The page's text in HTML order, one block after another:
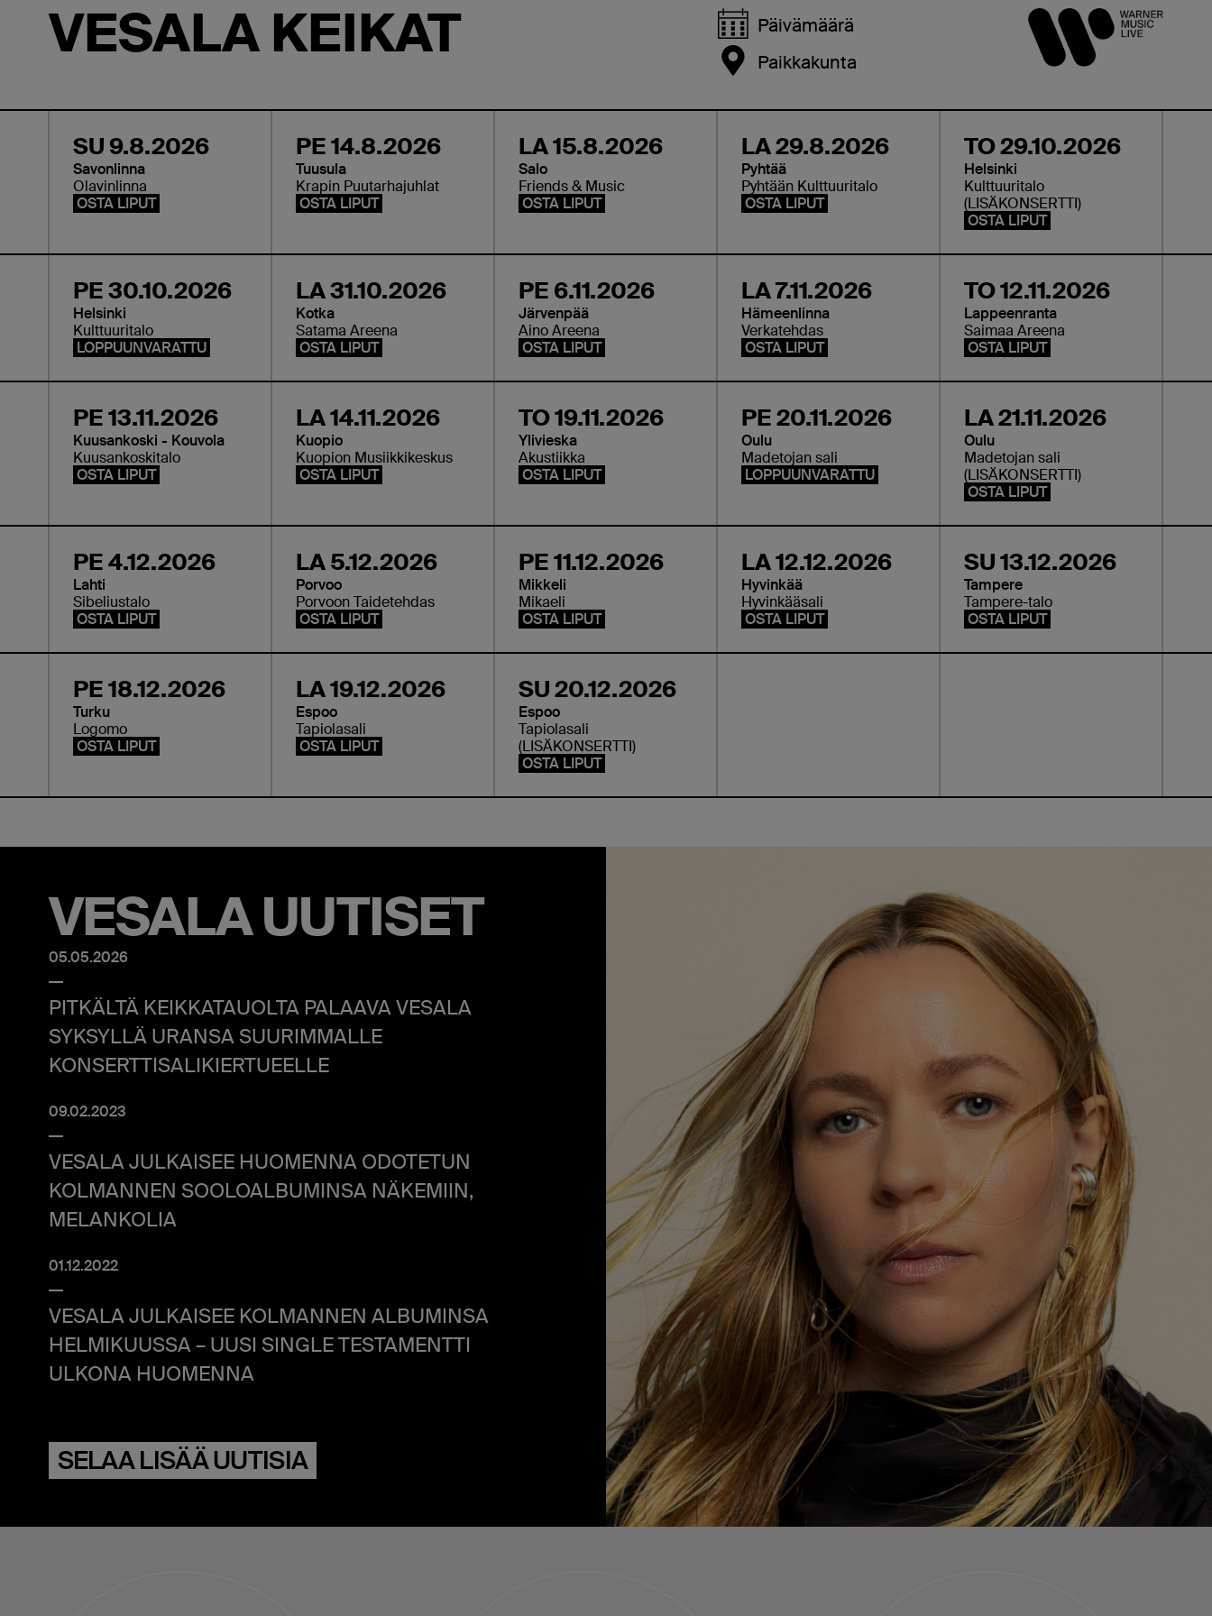
VESALA KEIKAT
Päivämäärä
Paikkakunta
SU 9.8.2026
Savonlinna
Olavinlinna
OSTA LIPUT
PE 14.8.2026
Tuusula
Krapin Puutarhajuhlat
OSTA LIPUT
LA 15.8.2026
Salo
Friends & Music
OSTA LIPUT
LA 29.8.2026
Pyhtää
Pyhtään Kulttuuritalo
OSTA LIPUT
TO 29.10.2026
Helsinki
Kulttuuritalo
(LISÄKONSERTTI)
OSTA LIPUT
PE 30.10.2026
Helsinki
Kulttuuritalo
LOPPUUNVARATTU
LA 31.10.2026
Kotka
Satama Areena
OSTA LIPUT
PE 6.11.2026
Järvenpää
Aino Areena
OSTA LIPUT
LA 7.11.2026
Hämeenlinna
Verkatehdas
OSTA LIPUT
TO 12.11.2026
Lappeenranta
Saimaa Areena
OSTA LIPUT
PE 13.11.2026
Kuusankoski - Kouvola
Kuusankoskitalo
OSTA LIPUT
LA 14.11.2026
Kuopio
Kuopion Musiikkikeskus
OSTA LIPUT
TO 19.11.2026
Ylivieska
Akustiikka
OSTA LIPUT
PE 20.11.2026
Oulu
Madetojan sali
LOPPUUNVARATTU
LA 21.11.2026
Oulu
Madetojan sali
(LISÄKONSERTTI)
OSTA LIPUT
PE 4.12.2026
Lahti
Sibeliustalo
OSTA LIPUT
LA 5.12.2026
Porvoo
Porvoon Taidetehdas
OSTA LIPUT
PE 11.12.2026
Mikkeli
Mikaeli
OSTA LIPUT
LA 12.12.2026
Hyvinkää
Hyvinkääsali
OSTA LIPUT
SU 13.12.2026
Tampere
Tampere-talo
OSTA LIPUT
PE 18.12.2026
Turku
Logomo
OSTA LIPUT
LA 19.12.2026
Espoo
Tapiolasali
OSTA LIPUT
SU 20.12.2026
Espoo
Tapiolasali
(LISÄKONSERTTI)
OSTA LIPUT
VESALA UUTISET
05.05.2026
PITKÄLTÄ KEIKKATAUOLTA PALAAVA VESALA
SYKSYLLÄ URANSA SUURIMMALLE
KONSERTTISALIKIERTUEELLE
09.02.2023
VESALA JULKAISEE HUOMENNA ODOTETUN
KOLMANNEN SOOLOALBUMINSA NÄKEMIIN,
MELANKOLIA
01.12.2022
VESALA JULKAISEE KOLMANNEN ALBUMINSA
HELMIKUUSSA – UUSI SINGLE TESTAMENTTI
ULKONA HUOMENNA
SELAA LISÄÄ UUTISIA